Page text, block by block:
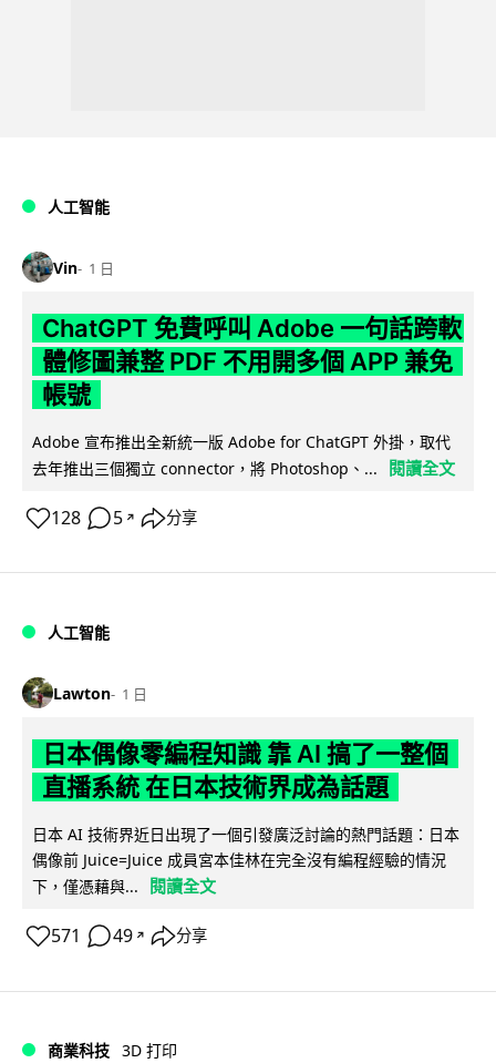
人工智能
Vin 1 日
ChatGPT 免費呼叫 Adobe 一句話跨軟
體修圖兼整 PDF 不用開多個 APP 兼免
帳號
Adobe 宣布推出全新統一版 Adobe for ChatGPT 外掛，取代
去年推出三個獨立 connector，將 Photoshop、...
閱讀全文
128 5 ↗ 分享
人工智能
Lawton 1 日
日本偶像零編程知識 靠 AI 搞了一整個
直播系統 在日本技術界成為話題
日本 AI 技術界近日出現了一個引發廣泛討論的熱門話題：日本
偶像前 Juice=Juice 成員宮本佳林在完全沒有編程經驗的情況
下，僅憑藉與...
閱讀全文
571 49 ↗ 分享
商業科技 3D 打印